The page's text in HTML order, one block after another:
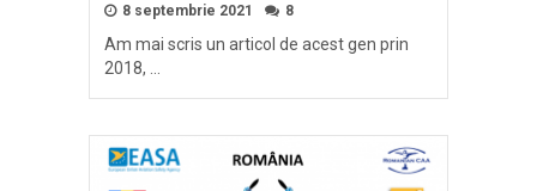
8 septembrie 2021 8
Am mai scris un articol de acest gen prin
2018, …